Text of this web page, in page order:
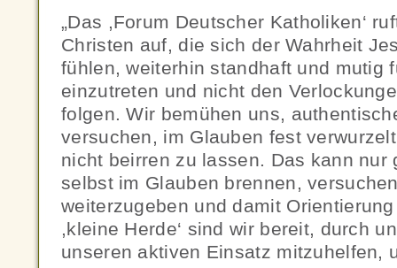
„Das ,Forum Deutscher Katholiken‘
Christen auf, die sich der Wahrheit
fühlen, weiterhin standhaft und mutig
einzutreten und nicht den
folgen. Wir bemühen uns,
versuchen, im Glauben fest
nicht beirren zu lassen. Das kann nur
selbst im Glauben brennen,
weiterzugeben und damit
,kleine Herde‘ sind wir bereit, durch
unseren aktiven Einsatz mitzuhelfen,